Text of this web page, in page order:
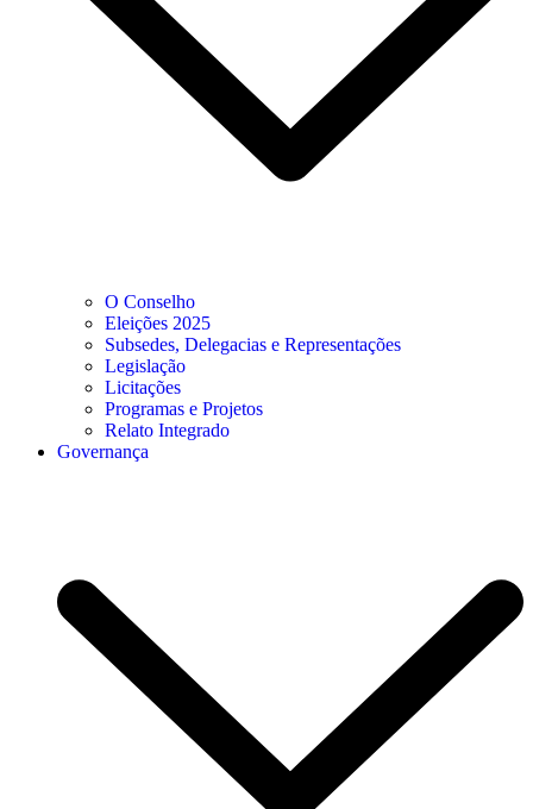
O Conselho
Eleições 2025
Subsedes, Delegacias e Representações
Legislação
Licitações
Programas e Projetos
Relato Integrado
Governança